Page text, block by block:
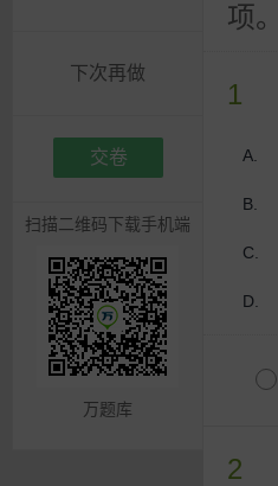
下次再做
交卷
扫描二维码下载手机端
万题库
项。
1
A.
B.
C.
D.
2